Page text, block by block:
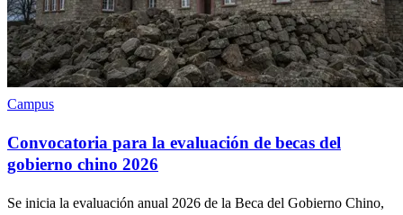
Campus
Convocatoria para la evaluación de becas del
gobierno chino 2026
Se inicia la evaluación anual 2026 de la Beca del Gobierno Chino,